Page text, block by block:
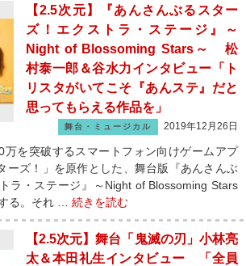
【2.5次元】『あんさんぶるスター
ズ！エクストラ・ステージ』～
Night of Blossoming Stars～ 松
村泰一郎＆谷水力インタビュー「ト
リスタがいてこそ『あんステ』だと
思ってもらえる作品を」
舞台・ミュージカル 2019年12月26日
を突破するスマートフォン向けゲームアプ
ーズ！」を原作とした、舞台版『あんさんぶ
ラ・ステージ』～Night of Blossoming Stars
る。それ … 続きを読む
【2.5次元】舞台「鬼滅の刃」小林亮
太＆本田礼生インタビュー 「全員